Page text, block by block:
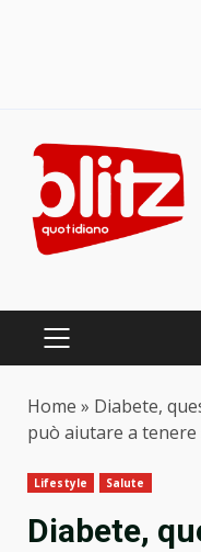
content
PRIMARY
Home » Diabete,
può aiutare a
Lifestyle Salute
Diabete,